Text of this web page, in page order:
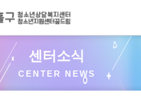
센터소식
CENTER NEWS